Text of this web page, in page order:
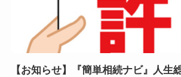
【お知らせ】『簡単相続ナビ』人生